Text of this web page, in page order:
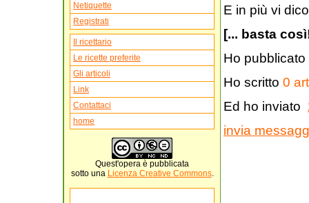
Netiquette
Registrati
Il ricettario
Le ricette preferite
Gli articoli
Link
Contattaci
home
Quest'opera è pubblicata
sotto una Licenza Creative Commons.
E in più vi
[... basta
Ho pubblicato
Ho scritto 0
Ed ho inviato
invia